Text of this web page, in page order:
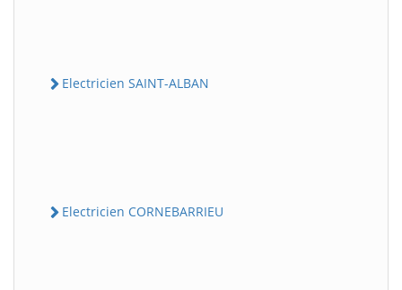
Electricien SAINT-ALBAN
Electricien CORNEBARRIEU